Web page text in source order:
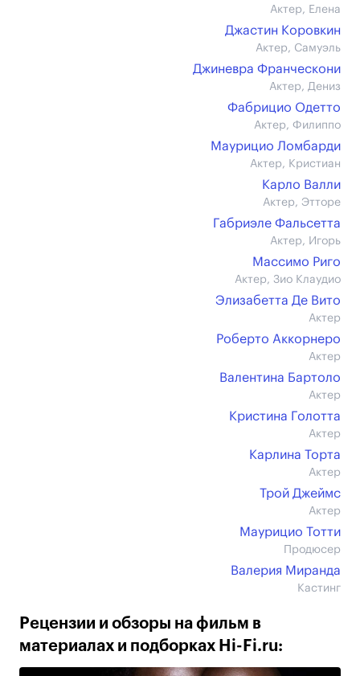
Актер, Елена
Джастин Коровкин
Актер, Самуэль
Джиневра Франческони
Актер, Дениз
Фабрицио Одетто
Актер, Филиппо
Маурицио Ломбарди
Актер, Кристиан
Карло Валли
Актер, Этторе
Габриэле Фальсетта
Актер, Игорь
Массимо Риго
Актер, Зио Клаудио
Элизабетта Де Вито
Актер
Роберто Аккорнеро
Актер
Валентина Бартоло
Актер
Кристина Голотта
Актер
Карлина Торта
Актер
Трой Джеймс
Актер
Маурицио Тотти
Продюсер
Валерия Миранда
Кастинг
Рецензии и обзоры на фильм в
материалах и подборках Hi-Fi.ru: